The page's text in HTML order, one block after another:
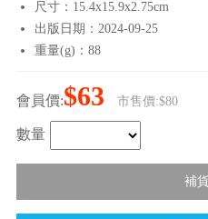
尺寸：15.4x15.9x2.75cm
出版日期：2024-09-25
重量(g)：88
會員價:$63 市售價:$80
數量